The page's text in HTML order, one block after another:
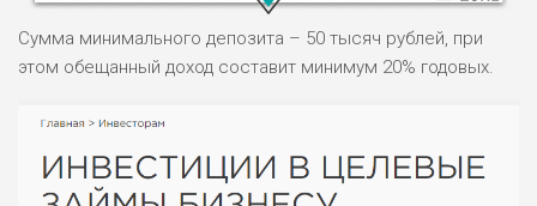
Сумма минимального депозита – 50 тысяч рублей, при
этом обещанный доход составит минимум 20% годовых.